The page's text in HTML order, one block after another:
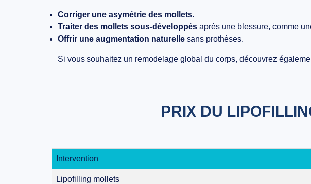
Corriger une asymétrie des mollets.
Traiter des mollets sous-développés après une blessure, comme
Offrir une augmentation naturelle sans prothèses.
Si vous souhaitez un remodelage global du corps, découvrez
PRIX DU
Intervention
Lipofilling mollets